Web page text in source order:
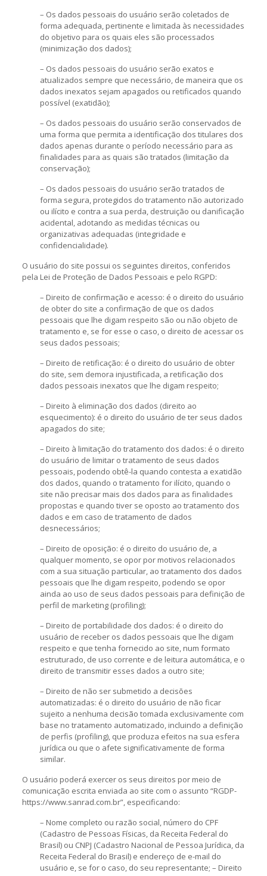
– Os dados pessoais do usuário serão coletados de
forma adequada, pertinente e limitada às necessidades
do objetivo para os quais eles são processados
(minimização dos dados);
– Os dados pessoais do usuário serão exatos e
atualizados sempre que necessário, de maneira que os
dados inexatos sejam apagados ou retificados quando
possível (exatidão);
– Os dados pessoais do usuário serão conservados de
uma forma que permita a identificação dos titulares dos
dados apenas durante o período necessário para as
finalidades para as quais são tratados (limitação da
conservação);
– Os dados pessoais do usuário serão tratados de
forma segura, protegidos do tratamento não autorizado
ou ilícito e contra a sua perda, destruição ou danificação
acidental, adotando as medidas técnicas ou
organizativas adequadas (integridade e
confidencialidade).
O usuário do site possui os seguintes direitos, conferidos
pela Lei de Proteção de Dados Pessoais e pelo RGPD:
– Direito de confirmação e acesso: é o direito do usuário
de obter do site a confirmação de que os dados
pessoais que lhe digam respeito são ou não objeto de
tratamento e, se for esse o caso, o direito de acessar os
seus dados pessoais;
– Direito de retificação: é o direito do usuário de obter
do site, sem demora injustificada, a retificação dos
dados pessoais inexatos que lhe digam respeito;
– Direito à eliminação dos dados (direito ao
esquecimento): é o direito do usuário de ter seus dados
apagados do site;
– Direito à limitação do tratamento dos dados: é o direito
do usuário de limitar o tratamento de seus dados
pessoais, podendo obtê-la quando contesta a exatidão
dos dados, quando o tratamento for ilícito, quando o
site não precisar mais dos dados para as finalidades
propostas e quando tiver se oposto ao tratamento dos
dados e em caso de tratamento de dados
desnecessários;
– Direito de oposição: é o direito do usuário de, a
qualquer momento, se opor por motivos relacionados
com a sua situação particular, ao tratamento dos dados
pessoais que lhe digam respeito, podendo se opor
ainda ao uso de seus dados pessoais para definição de
perfil de marketing (profiling);
– Direito de portabilidade dos dados: é o direito do
usuário de receber os dados pessoais que lhe digam
respeito e que tenha fornecido ao site, num formato
estruturado, de uso corrente e de leitura automática, e o
direito de transmitir esses dados a outro site;
– Direito de não ser submetido a decisões
automatizadas: é o direito do usuário de não ficar
sujeito a nenhuma decisão tomada exclusivamente com
base no tratamento automatizado, incluindo a definição
de perfis (profiling), que produza efeitos na sua esfera
jurídica ou que o afete significativamente de forma
similar.
O usuário poderá exercer os seus direitos por meio de
comunicação escrita enviada ao site com o assunto “RGDP-
https://www.sanrad.com.br”, especificando:
– Nome completo ou razão social, número do CPF
(Cadastro de Pessoas Físicas, da Receita Federal do
Brasil) ou CNPJ (Cadastro Nacional de Pessoa Jurídica, da
Receita Federal do Brasil) e endereço de e-mail do
usuário e, se for o caso, do seu representante; – Direito